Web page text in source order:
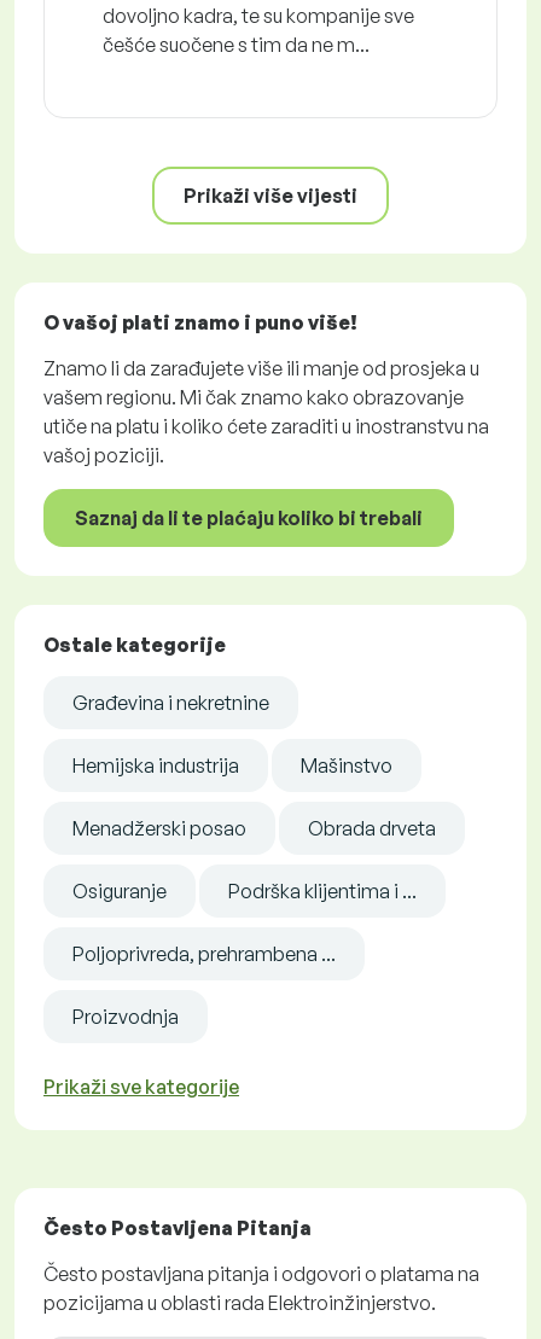
dovoljno kadra, te su kompanije sve
češće suočene s tim da ne m...
Prikaži više vijesti
O vašoj plati znamo i puno više!
Znamo li da zarađujete više ili manje od prosjeka u
vašem regionu. Mi čak znamo kako obrazovanje
utiče na platu i koliko ćete zaraditi u inostranstvu na
vašoj poziciji.
Saznaj da li te plaćaju koliko bi trebali
Ostale kategorije
Građevina i nekretnine
Hemijska industrija Mašinstvo
Menadžerski posao Obrada drveta
Osiguranje Podrška klijentima i ...
Poljoprivreda, prehrambena ...
Proizvodnja
Prikaži sve kategorije
Često Postavljena Pitanja
Često postavljana pitanja i odgovori o platama na
pozicijama u oblasti rada Elektroinžinjerstvo.